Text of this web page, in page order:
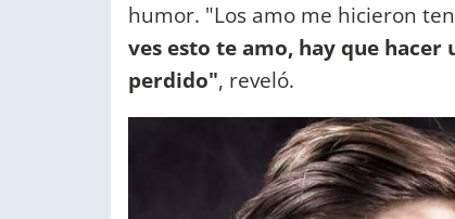
humor. "Los amo me hicieron
ves esto te amo, hay que
perdido", reveló.